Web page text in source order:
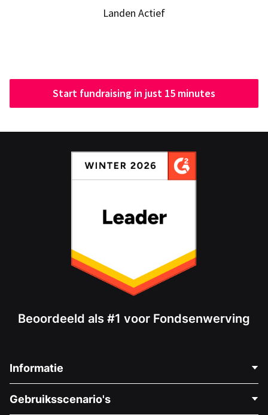
Landen Actief
Start fundraising in just 15 minutes
Beoordeeld als #1 voor Fondsenwerving
Informatie
Over Ons
Gebruiksscenario's